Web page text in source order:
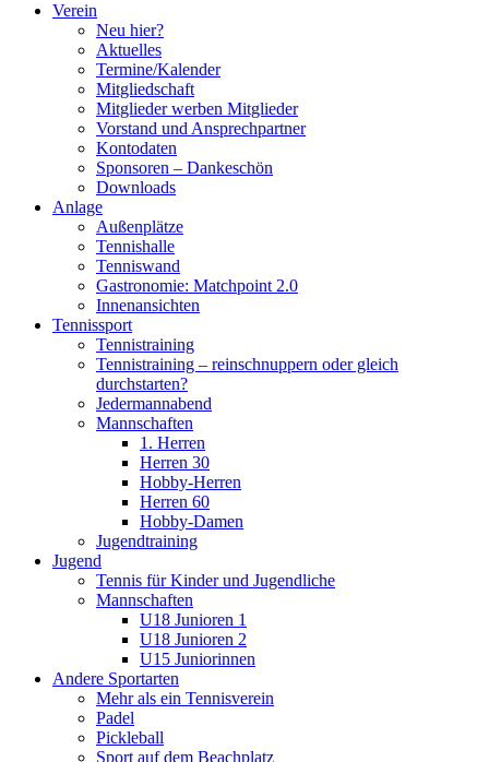
Verein
Neu hier?
Aktuelles
Termine/Kalender
Mitgliedschaft
Mitglieder werben Mitglieder
Vorstand und Ansprechpartner
Kontodaten
Sponsoren – Dankeschön
Downloads
Anlage
Außenplätze
Tennishalle
Tenniswand
Gastronomie: Matchpoint 2.0
Innenansichten
Tennissport
Tennistraining
Tennistraining – reinschnuppern oder gleich
durchstarten?
Jedermannabend
Mannschaften
1. Herren
Herren 30
Hobby-Herren
Herren 60
Hobby-Damen
Jugendtraining
Jugend
Tennis für Kinder und Jugendliche
Mannschaften
U18 Junioren 1
U18 Junioren 2
U15 Juniorinnen
Andere Sportarten
Mehr als ein Tennisverein
Padel
Pickleball
Sport auf dem Beachplatz